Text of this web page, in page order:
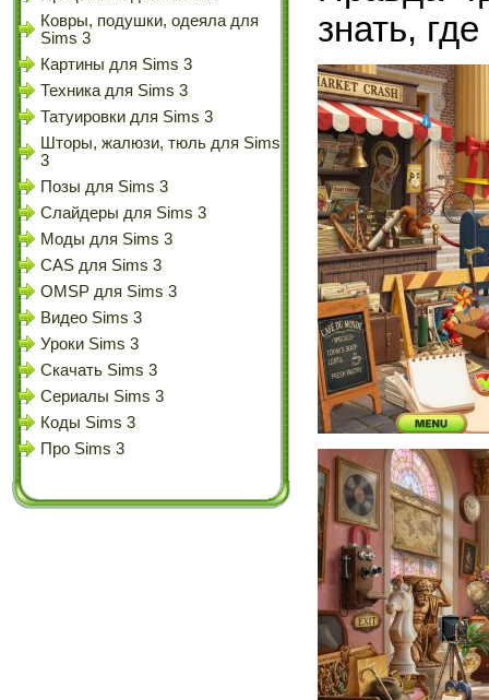
Ковры, подушки, одеяла для
Sims 3
Картины для Sims 3
Техника для Sims 3
Татуировки для Sims 3
Шторы, жалюзи, тюль для Sims
3
Позы для Sims 3
Слайдеры для Sims 3
Моды для Sims 3
CAS для Sims 3
OMSP для Sims 3
Видео Sims 3
Уроки Sims 3
Скачать Sims 3
Сериалы Sims 3
Коды Sims 3
Про Sims 3
знать,